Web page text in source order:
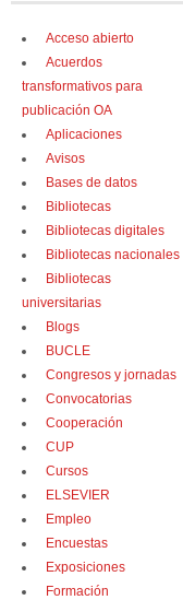
Acceso abierto
Acuerdos
transformativos para
publicación OA
Aplicaciones
Avisos
Bases de datos
Bibliotecas
Bibliotecas digitales
Bibliotecas nacionales
Bibliotecas
universitarias
Blogs
BUCLE
Congresos y jornadas
Convocatorias
Cooperación
CUP
Cursos
ELSEVIER
Empleo
Encuestas
Exposiciones
Formación